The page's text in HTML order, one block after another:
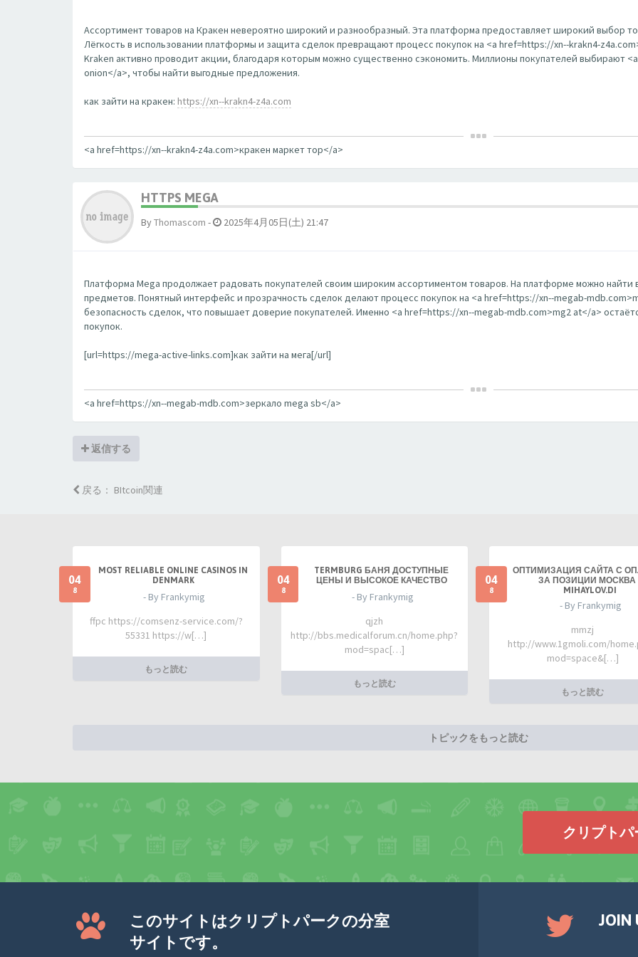
Ассортимент товаров на Кракен невероятно широкий и разнообразный. Эта платформа предоставляет широкий выбор
Лёгкость в использовании платформы и защита сделок превращают процесс покупок на <a href=https://xn--krakn4-
Kraken активно проводит акции, благодаря которым можно существенно сэкономить. Миллионы покупателей выбирают
onion</a>, чтобы найти выгодные предложения.
как зайти на кракен: https://xn--krakn4-z4a.com
<a href=https://xn--krakn4-z4a.com>кракен маркет тор</a>
HTTPS MEGA
ByThomascom - 2025年4月05日(土) 21:47
Платформа Mega продолжает радовать покупателей своим широким ассортиментом товаров. На платформе можно
предметов. Понятный интерфейс и прозрачность сделок делают процесс покупок на <a href=https://xn--megab-
безопасность сделок, что повышает доверие покупателей. Именно <a href=https://xn--megab-mdb.com>mg2 at</a>
покупок.
[url=https://mega-active-links.com]как зайти на мега[/url]
<a href=https://xn--megab-mdb.com>зеркало mega sb</a>
返信する
戻る： BItcoin関連
04
8
MOST RELIABLE ONLINE CASINOS IN
DENMARK
- By Frankymig
ffpc https://comsenz-service.com/?
55331 https://w[…]
もっと読む
04
8
TERMBURG БАНЯ ДОСТУПНЫЕ
ЦЕНЫ И ВЫСОКОЕ КАЧЕСТВО
- By Frankymig
qjzh
http://bbs.medicalforum.cn/home.php?
mod=spac[…]
もっと読む
04
8
ОПТИМИЗАЦИЯ САЙТА С
ЗА ПОЗИЦИИ МОСКВА
MIHAYLOV.DI
- By Frankymig
mmzj
http://www.1gmoli.com/
mod=space&[…]
もっと読む
トピックをもっと読む
クリプト
このサイトはクリプトパークの分室
サイトです。
JOIN